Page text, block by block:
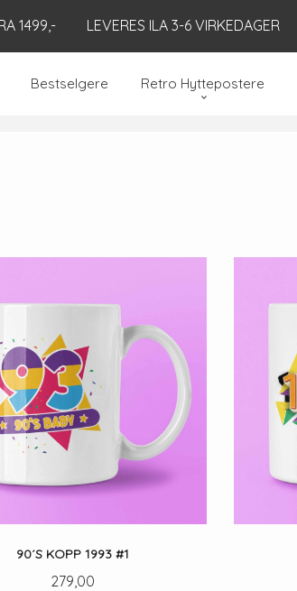
1499,- LEVERES ILA 3-6 VIRKEDAGER
Bestselgere Retro Hyttepostere
90´S KOPP 1993 #1
Pris
279,00